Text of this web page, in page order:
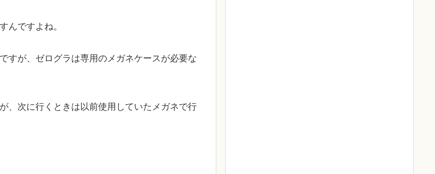
んですよね。
すが、ゼログラは専用のメガネケースが必要な
、次に行くときは以前使用していたメガネで行